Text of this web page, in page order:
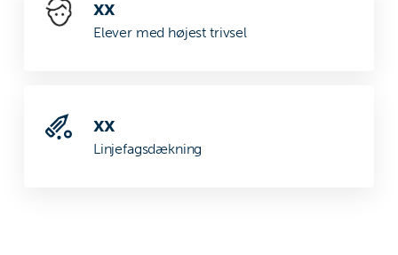
xx
Elever med højest trivsel
xx
Linjefagsdækning